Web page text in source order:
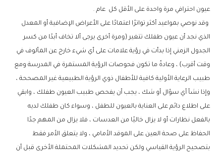
عيون احترافي مرة واحدة على الأقل كل عام .
وقد نوصي بمواعيد أكثر تواترًا اعتمادًا على الأعراض الإضافية أو المعدل
الذي نجد أن عيون طفلك تتغير (ومرة أخرى يرجى ألا تخاف أبدًا من كسر
الجدول الزمني إذا بدأت في رؤية علامات على أي شيء خارج عن المألوف في
وقت أقرب) ، وعادةً ما تكون فحوصات الرؤية المستمرة في المدرسة ومع
طبيب الرعاية الأولية كافية للأطفال ذوي الرؤية الطبيعية غير المصححة ،
وإذا نشأ أي سؤال أو شك ، يجب أن يفحص طبيب العيون طفلك ، وابقي
على اطلاع دائم على العناية بالعيون للطفل ، وسواء كان طفلك لديه
بالفعل نظارات أو لا يزال خاليًا من العدسات ، فلا يزال من المهم جدًا
الحفاظ على صحة العين على الموقد الأمامي ، ولا يتعلق الأمر فقط
بتصحيح الرؤية القياسي ولكن تحديد المشكلات المحتملة الأخرى قبل أن